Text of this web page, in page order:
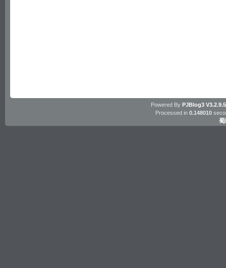
Powered By PJBlog3
Processed in 0.148010